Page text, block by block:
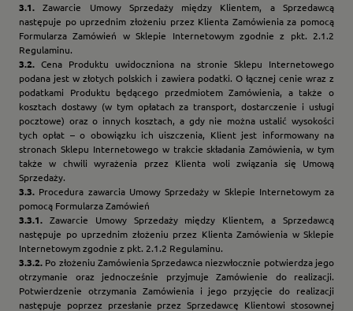
3.1. Zawarcie Umowy Sprzedaży między Klientem, a Sprzedawcą
następuje po uprzednim złożeniu przez Klienta Zamówienia za pomocą
Formularza Zamówień w Sklepie Internetowym zgodnie z pkt. 2.1.2
Regulaminu.
3.2. Cena Produktu uwidoczniona na stronie Sklepu Internetowego
podana jest w złotych polskich i zawiera podatki. O łącznej cenie wraz z
podatkami Produktu będącego przedmiotem Zamówienia, a także o
kosztach dostawy (w tym opłatach za transport, dostarczenie i usługi
pocztowe) oraz o innych kosztach, a gdy nie można ustalić wysokości
tych opłat – o obowiązku ich uiszczenia, Klient jest informowany na
stronach Sklepu Internetowego w trakcie składania Zamówienia, w tym
także w chwili wyrażenia przez Klienta woli związania się Umową
Sprzedaży.
3.3. Procedura zawarcia Umowy Sprzedaży w Sklepie Internetowym za
pomocą Formularza Zamówień
3.3.1. Zawarcie Umowy Sprzedaży między Klientem, a Sprzedawcą
następuje po uprzednim złożeniu przez Klienta Zamówienia w Sklepie
Internetowym zgodnie z pkt. 2.1.2 Regulaminu.
3.3.2. Po złożeniu Zamówienia Sprzedawca niezwłocznie potwierdza jego
otrzymanie oraz jednocześnie przyjmuje Zamówienie do realizacji.
Potwierdzenie otrzymania Zamówienia i jego przyjęcie do realizacji
następuje poprzez przesłanie przez Sprzedawcę Klientowi stosownej